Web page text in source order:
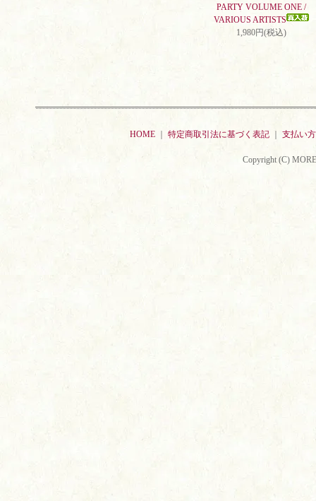
PARTY VOLUME ONE /
VARIOUS ARTISTS
1,980円(税込)
HOME 特定商取引法に基づく表記 支払い
Copyright (C)